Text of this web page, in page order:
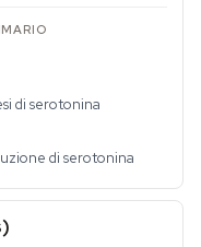
di serotonina
di serotonina
)